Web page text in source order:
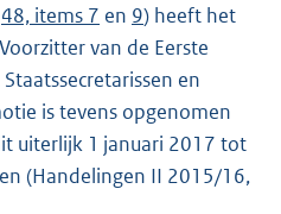
48, items 7 en 9) heeft het
van de Eerste
en
is tevens opgenomen
uiterlijk 1 januari 2017 tot
(Handelingen II 2015/16,